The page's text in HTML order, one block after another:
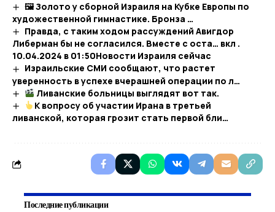
🖼 Золото у сборной Израиля на Кубке Европы по
художественной гимнастике. Бронза …
Правда, с таким ходом рассуждений Авигдор
Либерман бы не согласился. Вместе с оста… вкл .
10.04.2024 в 01:50​Новости Израиля сейчас
Израильские СМИ сообщают, что растет
уверенность в успехе вчерашней операции по л…
Ливанские больницы выглядят вот так.
К вопросу об участии Ирана в третьей
ливанской, которая грозит стать первой бли…
Последние публикации